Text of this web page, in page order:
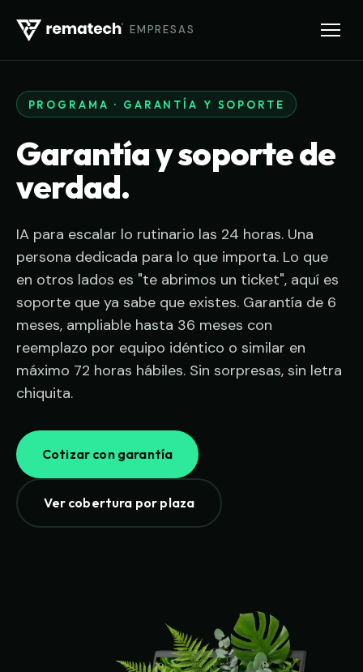
EMPRESAS
PROGRAMA · GARANTÍA Y SOPORTE
Garantía y soporte de
verdad.
IA para escalar lo rutinario las 24 horas. Una
persona dedicada para lo que importa. Lo que
en otros lados es "te abrimos un ticket", aquí es
soporte que ya sabe que existes. Garantía de 6
meses, ampliable hasta 36 meses con
reemplazo por equipo idéntico o similar en
máximo 72 horas hábiles. Sin sorpresas, sin letra
chiquita.
Cotizar con garantía
Ver cobertura por plaza